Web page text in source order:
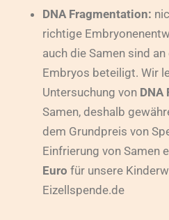
DNA Fragmentation:
richtige
auch die Samen sind
Embryos beteiligt. Wir
Untersuchung von DNA
Samen, deshalb
dem Grundpreis von
Einfrierung von Samen
Euro für unsere
Eizellspende.de